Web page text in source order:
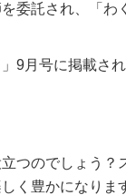
委託され、「わ
9月号に掲載され
つのでしょう
く豊かになりま